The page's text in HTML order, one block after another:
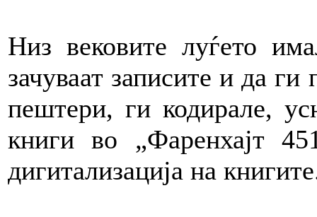
Низ вековите луѓето
зачуваат записите и да
пештери, ги кодирале,
книги во „Фаренхајт
дигитализација на